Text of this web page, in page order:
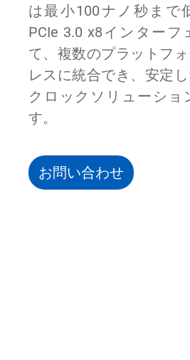
は最小100ナノ秒まで
PCIe 3.0 x8インターフ
て、複数のプラットフ
レスに統合でき、安定
クロックソリューショ
す。
お問い合わせ